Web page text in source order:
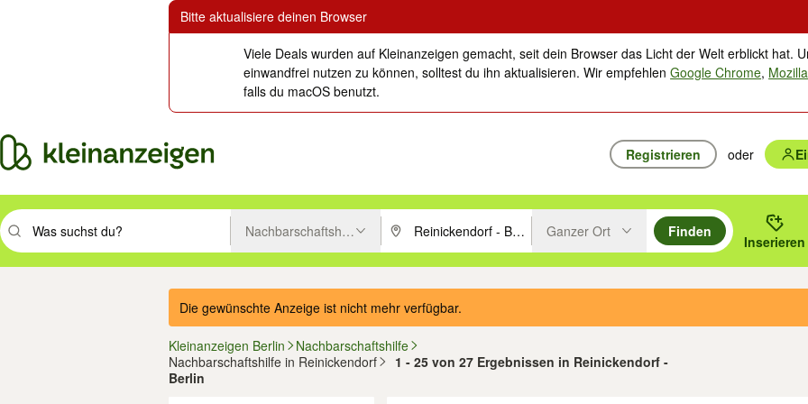
Bitte aktualisiere deinen Browser
Viele Deals wurden auf Kleinanzeigen gemacht, seit dein Browser das Licht der Welt erblickt hat.
einwandfrei nutzen zu können, solltest du ihn aktualisieren. Wir empfehlenGoogle Chrome,
falls du macOS benutzt.
Registrieren oder
Suchbegriff eingeben. Eingabetaste drücken um zu suchen, oder Vorschläge mit den Pfeiltasten nach oben/unten durchsuchen und mit
Nachbarschaftshilfe PLZ oder Ort eingeben. Eingabetaste drücken um zu suchen, oder
Ganzer Ort
Finden
Inserieren
Die gewünschte Anzeige ist nicht mehr verfügbar.
Kleinanzeigen Berlin
Nachbarschaftshilfe
Nachbarschaftshilfe in Reinickendorf
1 - 25 von 27 Ergebnissen in Reinickendorf -
Berlin